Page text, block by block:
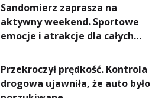
Sandomierz zaprasza na
aktywny weekend. Sportowe
emocje i atrakcje dla całych
Przekroczył prędkość. Kontrola
drogowa ujawniła, że auto było